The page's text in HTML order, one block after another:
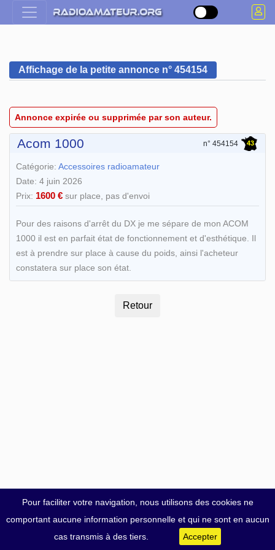
Pour faciliter votre navigation, nous utilisons des cookies ne
comportant aucune information personnelle et qui ne sont en aucun
cas transmis à des tiers.
Accepter
Affichage de la petite annonce n° 454154
Annonce expirée ou supprimée par son auteur.
Acom 1000 n° 454154 43
Catégorie: Accessoires radioamateur
Date: 4 juin 2026
Prix: 1600 € sur place, pas d'envoi
Pour des raisons d'arrêt du DX je me sépare de mon ACOM
1000 il est en parfait état de fonctionnement et d'esthétique. Il
est à prendre sur place à cause du poids, ainsi l'acheteur
constatera sur place son état.